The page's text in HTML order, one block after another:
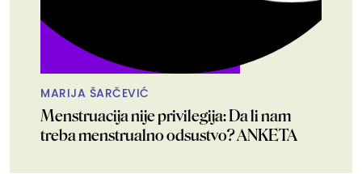
MARIJA ŠARČEVIĆ
Menstruacija nije privilegija: Da li nam
treba menstrualno odsustvo? ANKETA